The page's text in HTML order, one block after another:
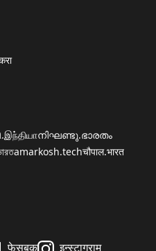
നിഘണ്ടു.ഭാരതം
amarkosh.techचौपाल.भारत
फेसबुक इन्स्टाग्राम